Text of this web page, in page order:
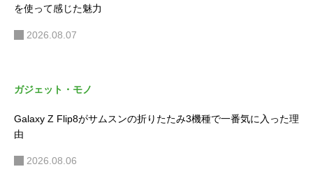
を使って感じた魅力
2026.08.07
ガジェット・モノ
Galaxy Z Flip8がサムスンの折りたたみ3機種で一番気に入った理
由
2026.08.06